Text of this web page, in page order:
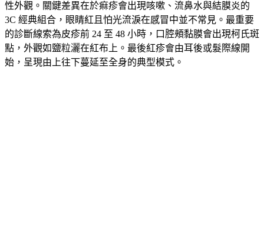
40 度且持續 3 至 4 天不退，患者常呈現疲倦與食欲下降的毒
性外觀。關鍵差異在於痲疹會出現咳嗽、流鼻水與結膜炎的
3C 經典組合，眼睛紅且怕光流淚在感冒中並不常見。最重要
的診斷線索為皮疹前 24 至 48 小時，口腔頰黏膜會出現柯氏斑
點，外觀如鹽粒灑在紅布上。最後紅疹會由耳後或髮際線開